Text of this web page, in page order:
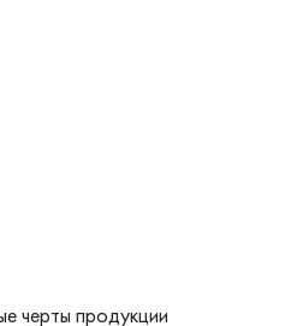
черты продукции